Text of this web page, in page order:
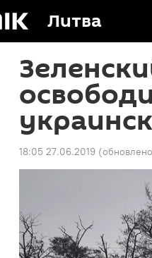
Литва
18:05 27.06.2019